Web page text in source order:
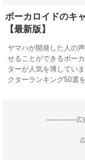
ボーカロイドのキ
【最新版】
ヤマハが開発した人の
せることができるボー
ターが人気を博してい
クターランキング50選
--------------------